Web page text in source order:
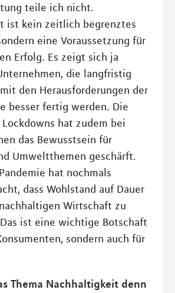
teile ich nicht.
ist kein zeitlich begrenztes
eine Voraussetzung für
Erfolg. Es zeigt sich ja
die langfristig
den Herausforderungen der
besser fertig werden. Die
Lockdowns hat zudem bei
das Bewusstsein für
Umweltthemen geschärft.
hat nochmals
dass Wohlstand auf Dauer
Wirtschaft zu
ist eine wichtige Botschaft
sondern auch für
Thema Nachhaltigkeit denn